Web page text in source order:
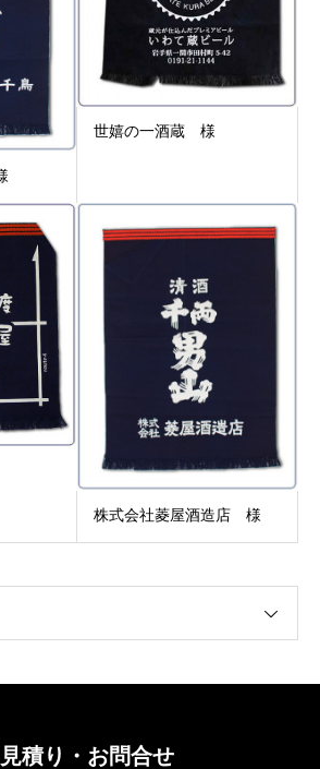
世嬉の一酒蔵 様
株式会社菱屋酒造店 様
積り・お問合せ